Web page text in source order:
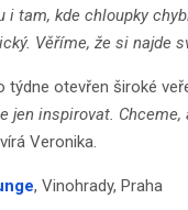
i tam, kde chloupky
Věříme, že si najde
týdne otevřen široké
jen inspirovat.
Veronika.
, Vinohrady, Praha